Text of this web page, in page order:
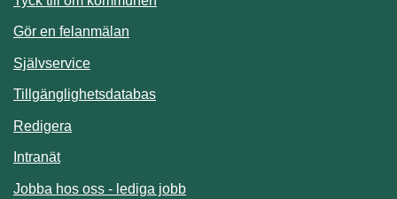
Gör en felanmälan
SjälvserviceLänk till annan webbplats.
TillgänglighetsdatabasLänk till annan webbplats.
Redigera
IntranätLänk till annan webbplats.
Jobba hos oss - lediga jobb